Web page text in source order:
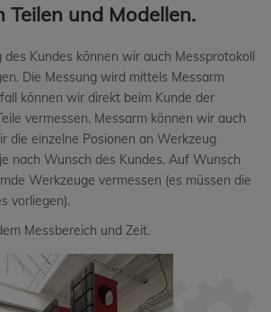
Teilen und Modellen.
des Kundes können wir auch Messprotokoll
Die Messung wird mittels Messarm
können wir direkt beim Kunde der
vermessen. Messarm können wir auch
die einzelne Posionen an Werkzeug
nach Wunsch des Kundes. Auf Wunsch
Werkzeuge vermessen (es müssen die
vorliegen).
Messbereich und Zeit.